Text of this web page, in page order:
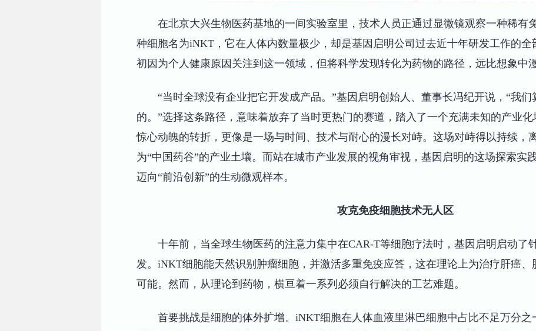
在北京大兴生物医药基地的一间实验室里，技术人员正通过显微镜观察一种稀有
种细胞名为iNKT，它在人体内数量极少，却是基因启明公司过去近十年研发工作的全
初因为个人健康原因关注到这一领域，但将科学发现转化为药物的路径，远比想象中
“当时全球没有企业把它开发成产品。”基因启明创始人、董事长冯纪开说，“我
的。”选择这条路径，意味着放弃了当时更热门的赛道，踏入了一个充满未知的产业
惊心动魄的转折，更像是一场与时间、技术与耐心的漫长对峙。这场对峙得以持续，
为“中国药谷”的产业土壤。而站在城市产业发展的视角审视，基因启明的这场探索实
迈向“前沿创新”的生动微观样本。
攻克免疫细胞技术无人区
十年前，当全球生物医药的注意力集中在CAR-T等细胞疗法时，基因启明启动了
发。iNKT细胞能天然识别肿瘤细胞，并激活多重免疫应答，这在理论上为治疗肝癌
可能。然而，从理论到药物，横亘着一系列必须自行解决的工艺难题。
首要挑战是细胞的体外扩增。iNKT细胞在人体血液里淋巴细胞中占比不足万分